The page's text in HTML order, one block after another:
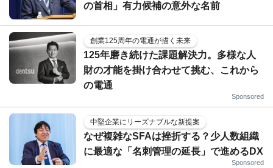
の首相」有力候補の意外な名前
創業125周年の電通が描く未来
125年磨き続けた課題解決力。多様な人
財の才能を掛け合わせて挑む、これから
の電通
Sponsored
中堅企業にリーズナブルな新提案
なぜ複雑なSFAは挫折する？少人数組織
に最適な「名刺管理の延長」で進めるDX
Sponsored